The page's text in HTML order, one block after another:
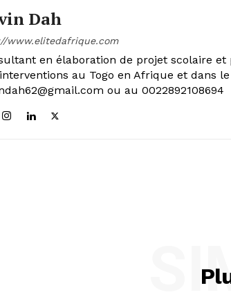
Dah
www.elitedafrique.com
en élaboration de projet scolaire
au Togo en Afrique et dans
ou au 0022892108694